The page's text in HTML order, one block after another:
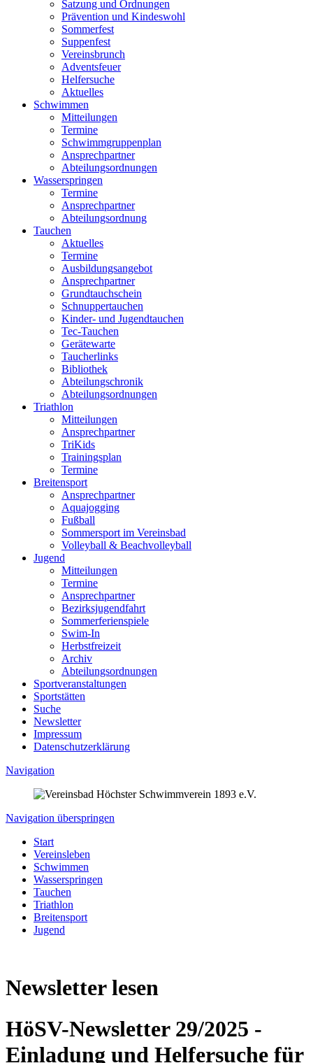
Satzung und Ordnungen
Prävention und Kindeswohl
Sommerfest
Suppenfest
Vereinsbrunch
Adventsfeuer
Helfersuche
Aktuelles
Schwimmen
Mitteilungen
Termine
Schwimmgruppenplan
Ansprechpartner
Abteilungsordnungen
Wasserspringen
Termine
Ansprechpartner
Abteilungsordnung
Tauchen
Aktuelles
Termine
Ausbildungsangebot
Ansprechpartner
Grundtauchschein
Schnuppertauchen
Kinder- und Jugendtauchen
Tec-Tauchen
Gerätewarte
Taucherlinks
Bibliothek
Abteilungschronik
Abteilungsordnungen
Triathlon
Mitteilungen
Ansprechpartner
TriKids
Trainingsplan
Termine
Breitensport
Ansprechpartner
Aquajogging
Fußball
Sommersport im Vereinsbad
Volleyball & Beachvolleyball
Jugend
Mitteilungen
Termine
Ansprechpartner
Bezirksjugendfahrt
Sommerferienspiele
Swim-In
Herbstfreizeit
Archiv
Abteilungsordnungen
Sportveranstaltungen
Sportstätten
Suche
Newsletter
Impressum
Datenschutzerklärung
Navigation
Navigation überspringen
Start
Vereinsleben
Schwimmen
Wasserspringen
Tauchen
Triathlon
Breitensport
Jugend
Newsletter lesen
HöSV-Newsletter 29/2025 -
Einladung und Helfersuche für